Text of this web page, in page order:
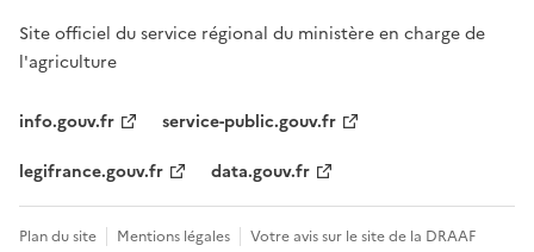
Site officiel du service régional du ministère en charge de
l'agriculture
info.gouv.fr
service-public.gouv.fr
legifrance.gouv.fr
data.gouv.fr
Plan du site Mentions légales Votre avis sur le site de la DRAAF